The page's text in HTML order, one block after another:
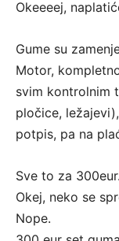
Okeeeej,
Gume su
Motor,
svim kontrolnim
pločice,
potpis, pa na
Sve to za 300eur.
Okej, neko se
Nope.